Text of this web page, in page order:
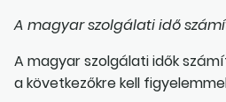
A magyar szolgálati idő
A magyar szolgálati idők
a következőkre kell